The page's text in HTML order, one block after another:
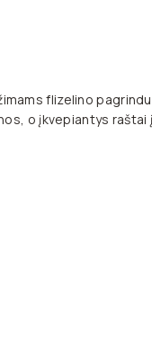
flizelino
o įkvepiantys raštai